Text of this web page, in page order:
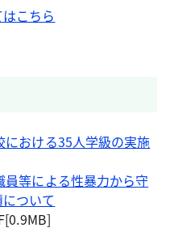
こちら
における35人学級の実施
員等による性暴力から守
ついて